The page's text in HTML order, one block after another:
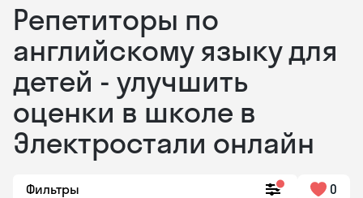
Репетиторы по
английскому языку для
детей - улучшить
оценки в школе в
Электростали онлайн
Фильтры 0
Skysmart Chat